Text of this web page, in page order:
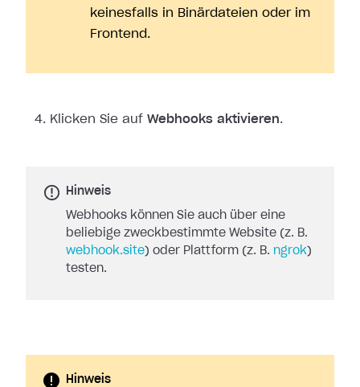
keinesfalls in Binärdateien oder im
Frontend.
Klicken Sie auf Webhooks aktivieren.
Hinweis
Webhooks können Sie auch über eine
beliebige zweckbestimmte Website (z. B.
webhook.site) oder Plattform (z. B. ngrok)
testen.
Hinweis